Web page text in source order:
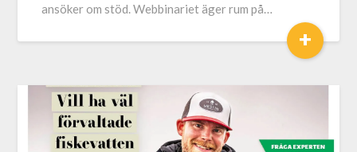
ansöker om stöd. Webbinariet äger rum på…
+